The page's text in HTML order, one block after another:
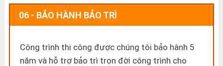
06 - BẢO HÀNH BẢO TRÌ
Công trình thi công được chúng tôi bảo hành 5
năm và hỗ trợ bảo trì trọn đời công trình cho